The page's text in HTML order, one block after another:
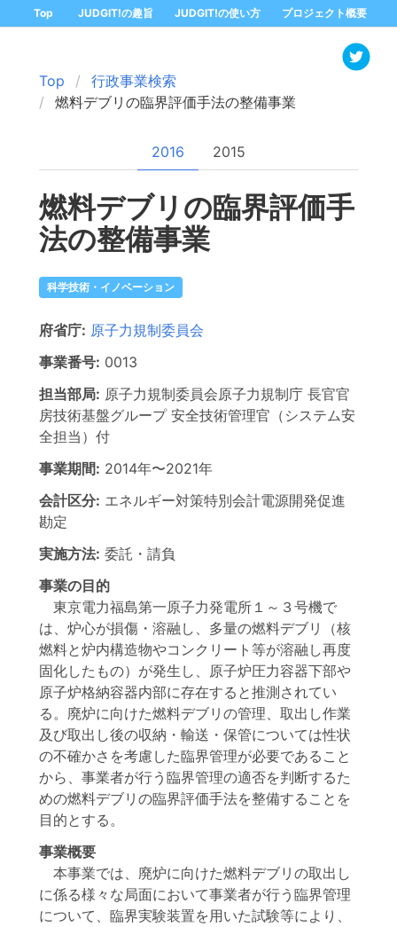
Top JUDGIT!の趣旨 JUDGIT!の使い方 プロジェクト概要
Top
行政事業検索
燃料デブリの臨界評価手法の整備事業
2016 2015
燃料デブリの臨界評価手
法の整備事業
科学技術・イノベーション
府省庁: 原子力規制委員会
事業番号: 0013
担当部局: 原子力規制委員会原子力規制庁 長官官
房技術基盤グループ 安全技術管理官（システム安
全担当）付
事業期間: 2014年〜2021年
会計区分: エネルギー対策特別会計電源開発促進
勘定
実施方法: 委託・請負
事業の目的
東京電力福島第一原子力発電所１～３号機で
は、炉心が損傷・溶融し、多量の燃料デブリ（核
燃料と炉内構造物やコンクリート等が溶融し再度
固化したもの）が発生し、原子炉圧力容器下部や
原子炉格納容器内部に存在すると推測されてい
る。廃炉に向けた燃料デブリの管理、取出し作業
及び取出し後の収納・輸送・保管については性状
の不確かさを考慮した臨界管理が必要であること
から、事業者が行う臨界管理の適否を判断するた
めの燃料デブリの臨界評価手法を整備することを
目的とする。
事業概要
本事業では、廃炉に向けた燃料デブリの取出し
に係る様々な局面において事業者が行う臨界管理
について、臨界実験装置を用いた試験等により、